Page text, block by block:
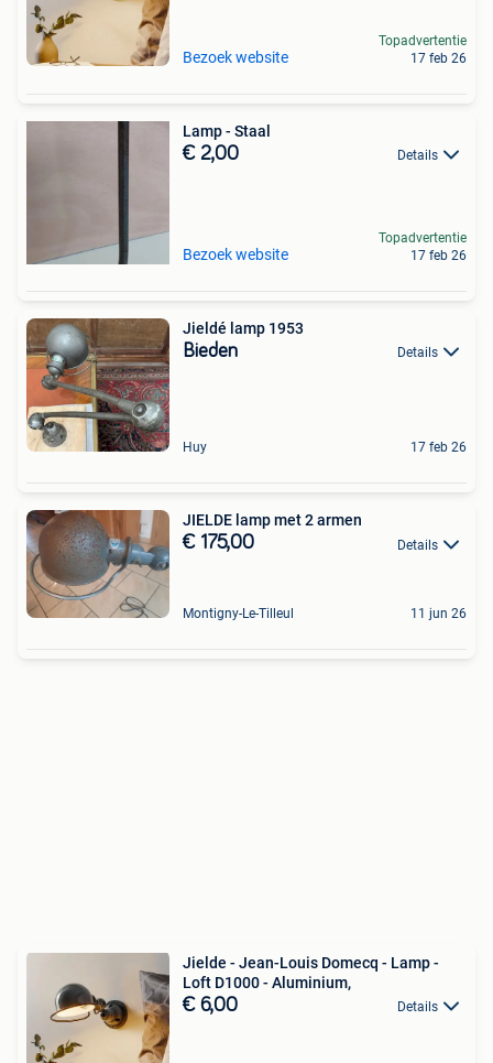
Bezoek website
Topadvertentie
17 feb 26
Lamp - Staal
€ 2,00 Details
Bezoek website
Topadvertentie
17 feb 26
Jieldé lamp 1953
Bieden Details
Huy 17 feb 26
JIELDE lamp met 2 armen
€ 175,00 Details
Montigny-Le-Tilleul 11 jun 26
Jielde - Jean-Louis Domecq - Lamp -
Loft D1000 - Aluminium,
€ 6,00 Details